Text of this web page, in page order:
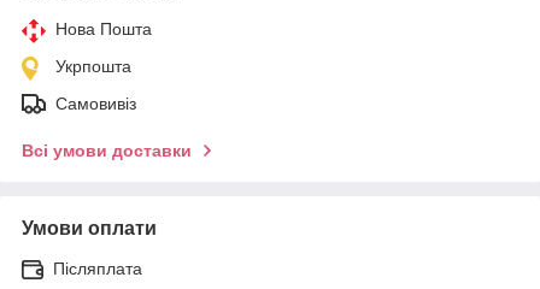
Нова Пошта
Укрпошта
Самовивіз
Всі умови доставки
Умови оплати
Післяплата